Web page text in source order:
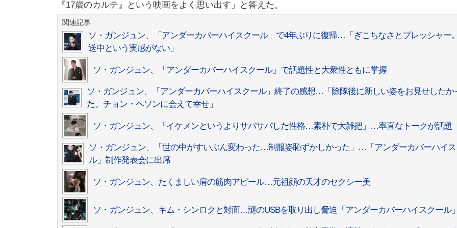
『17歳のカルテ』という映画をよく思い出す」と答えた。
関連記事
ソ・ガンジュン、「アンダーカバーハイスクール」で4年ぶりに復帰…「ぎこちなさとプレッシャー
送中という実感がない」
ソ・ガンジュン、「アンダーカバーハイスクール」で話題性と大衆性ともに掌握
ソ・ガンジュン、「アンダーカバーハイスクール」終了の感想…「除隊後に新しい姿をお見せしたか
た。チョン・ヘソンに会えて幸せ」
ソ・ガンジュン、「イケメンというよりサバサバした性格…素朴で大雑把」…率直なトークが話題
ソ・ガンジュン、「世の中がすいぶん変わった…制服姿恥ずかしかった」…「アンダーカバーハイ
ル」制作発表会に出席
ソ・ガンジュン、たくましい肩の筋肉アピール…元祖顔の天才のセクシー美
ソ・ガンジュン、キム・シンロクと対面…謎のUSBを取り出し脅迫「アンダーカバーハイスクール」